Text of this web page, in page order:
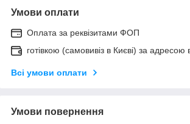
Умови оплати
Оплата за реквізитами ФОП
готівкою (самовивіз в Києві) за
Всі умови оплати
Умови повернення